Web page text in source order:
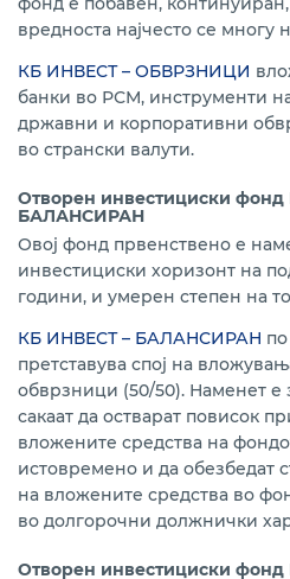
вредноста најчесто се многу
КБ ИНВЕСТ – ОБВРЗНИЦИ
банки во РСМ, инструменти
државни и корпоративни
во странски валути.
Отворен инвестициски
БАЛАНСИРАН
Овој фонд првенствено е
инвестициски хоризонт на
години, и умерен степен на
КБ ИНВЕСТ – БАЛАНСИРАН
претставува спој на
обврзници (50/50). Наменет е
сакаат да остварат повисок
вложените средства на
истовремено и да обезбедат
на вложените средства во
во долгорочни должнички
Отворен инвестициски